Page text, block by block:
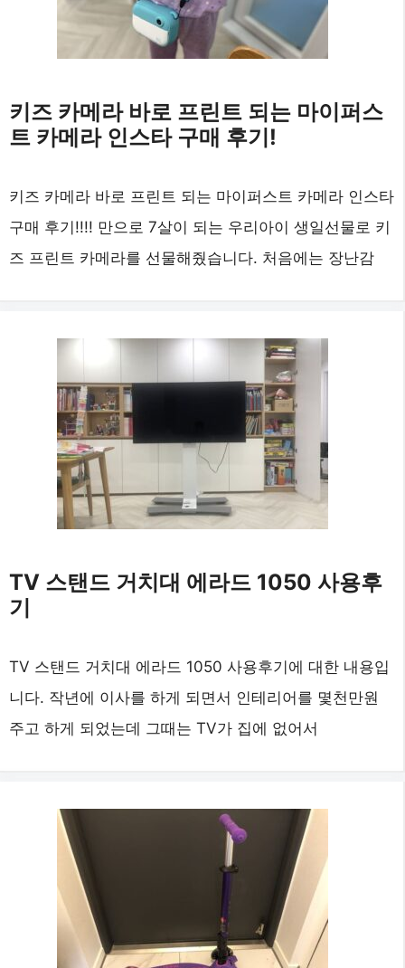
키즈 카메라 바로 프린트 되는 마이퍼스
트 카메라 인스타 구매 후기!
키즈 카메라 바로 프린트 되는 마이퍼스트 카메라 인스타
구매 후기!!!! 만으로 7살이 되는 우리아이 생일선물로 키
즈 프린트 카메라를 선물해줬습니다. 처음에는 장난감
TV 스탠드 거치대 에라드 1050 사용후
기
TV 스탠드 거치대 에라드 1050 사용후기에 대한 내용입
니다. 작년에 이사를 하게 되면서 인테리어를 몇천만원
주고 하게 되었는데 그때는 TV가 집에 없어서